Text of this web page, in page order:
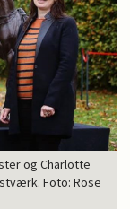
og Charlotte
Foto: Rose